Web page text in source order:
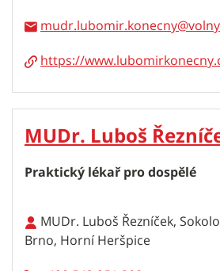
mudr.lubomir.konecny
https://
MUDr. Luboš
Praktický lékař pro dospělé
MUDr. Luboš Řezníček,
Brno, Horní Heršpice